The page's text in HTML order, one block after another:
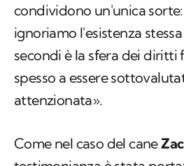
condividono un'unica
ignoriamo l'esistenza
secondi è la sfera dei
spesso a essere
attenzionata».
Come nel caso del cane